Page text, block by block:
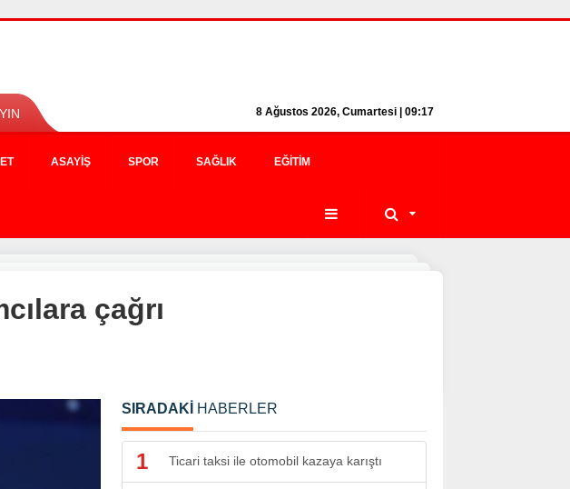
8 Ağustos 2026, Cumartesi | 09:17
ASAYIŞ SPOR SAĞLIK EĞITIM
çağrı
SIRADAKİ HABERLER
1 Ticari taksi ile otomobil kazaya karıştı